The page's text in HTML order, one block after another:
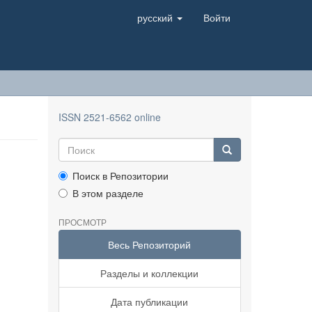
русский Войти
ISSN 2521-6562 online
Поиск в Репозитории
В этом разделе
ПРОСМОТР
Весь Репозиторий
Разделы и коллекции
Дата публикации